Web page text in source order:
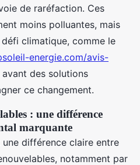
de raréfaction. Ces
moins polluantes, mais
climatique, comme le
energie.com/avis-
des solutions
ce changement.
: une différence
marquante
différence claire entre
notamment par